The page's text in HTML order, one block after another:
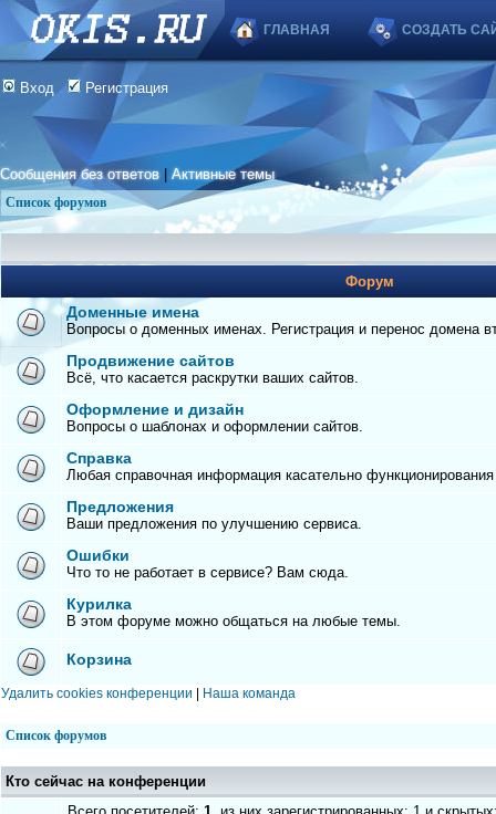
ГЛАВНАЯ СОЗДАТЬ
Вход Регистрация
Сообщения без ответов |Активные темы
Список форумов
Форум
Доменные имена
Вопросы о доменных именах. Регистрация и перенос домена
Продвижение сайтов
Всё, что касается раскрутки ваших сайтов.
Оформление и дизайн
Вопросы о шаблонах и оформлении сайтов.
Справка
Любая справочная информация касательно
Предложения
Ваши предложения по улучшению сервиса.
Ошибки
Что то не работает в сервисе? Вам сюда.
Курилка
В этом форуме можно общаться на любые темы.
Корзина
Удалить cookies конференции Наша команда
Список форумов
Кто сейчас на конференции